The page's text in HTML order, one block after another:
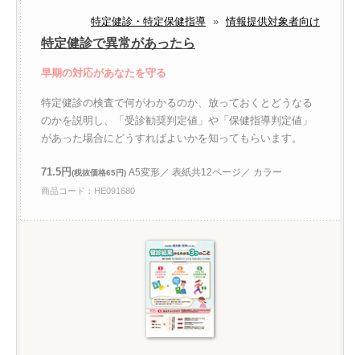
特定健診・特定保健指導 » 情報提供対象者向け
特定健診で異常があったら
早期の対応があなたを守る
特定健診の検査で何がわかるのか、放っておくとどうなる
のかを説明し、「受診勧奨判定値」や「保健指導判定値」
があった場合にどうすればよいかを知ってもらいます。
71.5円(税抜価格65円) A5変形／ 表紙共12ページ／ カラー
商品コード：HE091680